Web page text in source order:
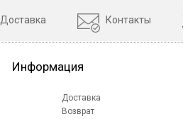
Доставка Контакты
Информация
Доставка
Возврат